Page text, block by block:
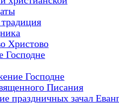
Христово
Господне
Господне
Писания
праздничных зачал